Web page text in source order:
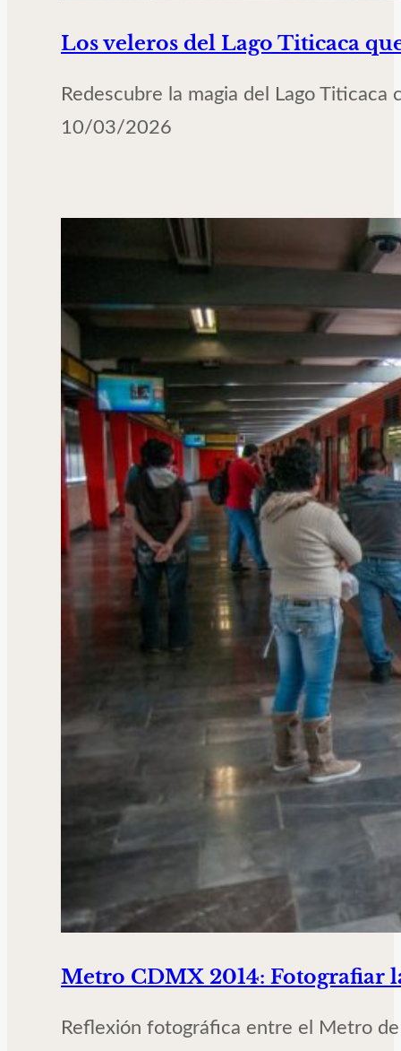
Los veleros del Lago Titicaca
Redescubre la magia del Lago
10/03/2026
Metro CDMX 2014: Fotografiar
Reflexión fotográfica entre el Metro